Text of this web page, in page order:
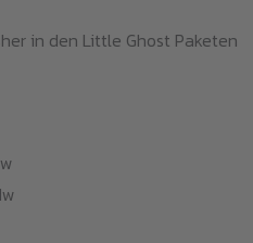
in den Little Ghost Paketen